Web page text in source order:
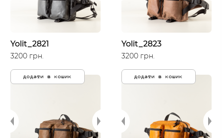
Yolit_2821
3200 грн.
додати в кошик
Yolit_2823
3200 грн.
додати в кошик